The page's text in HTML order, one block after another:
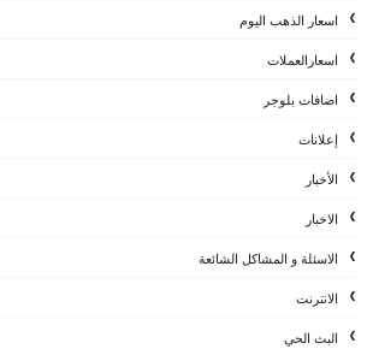
اسعار الذهب اليوم
اسعارالعملات
اضافات بلوجر
إعلانات
الأخبار
الاخبار
الاسئلة و المشاكل الشائعة
الانترنت
البث الحي